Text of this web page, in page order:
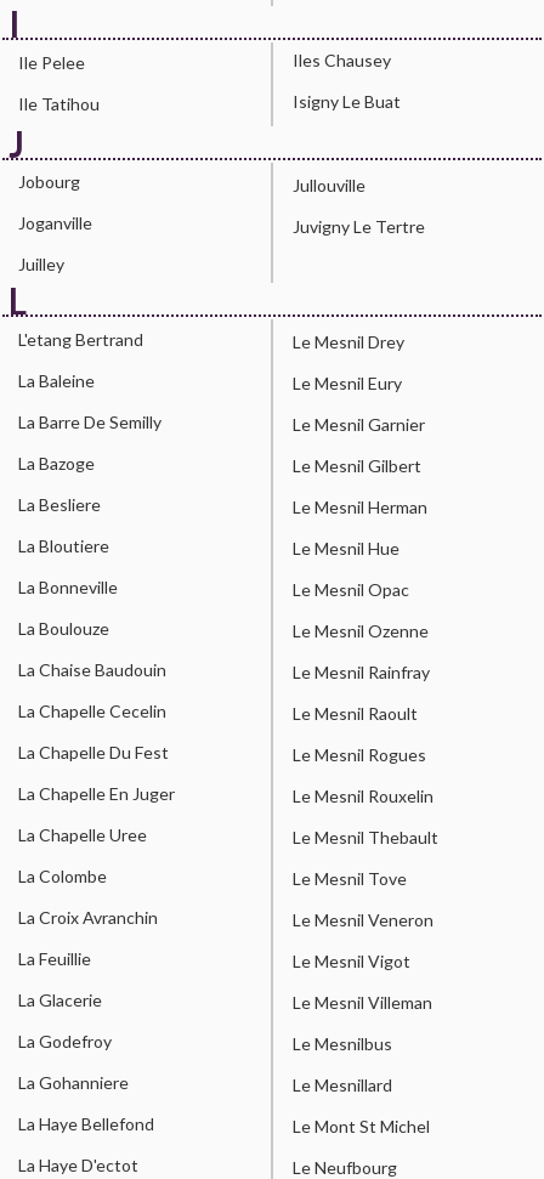
I
Ile Pelee
Ile Tatihou
Iles Chausey
Isigny Le Buat
J
Jobourg
Joganville
Juilley
Jullouville
Juvigny Le Tertre
L
L'etang Bertrand
La Baleine
La Barre De Semilly
La Bazoge
La Besliere
La Bloutiere
La Bonneville
La Boulouze
La Chaise Baudouin
La Chapelle Cecelin
La Chapelle Du Fest
La Chapelle En Juger
La Chapelle Uree
La Colombe
La Croix Avranchin
La Feuillie
La Glacerie
La Godefroy
La Gohanniere
La Haye Bellefond
La Haye D'ectot
Le Mesnil Drey
Le Mesnil Eury
Le Mesnil Garnier
Le Mesnil Gilbert
Le Mesnil Herman
Le Mesnil Hue
Le Mesnil Opac
Le Mesnil Ozenne
Le Mesnil Rainfray
Le Mesnil Raoult
Le Mesnil Rogues
Le Mesnil Rouxelin
Le Mesnil Thebault
Le Mesnil Tove
Le Mesnil Veneron
Le Mesnil Vigot
Le Mesnil Villeman
Le Mesnilbus
Le Mesnillard
Le Mont St Michel
Le Neufbourg